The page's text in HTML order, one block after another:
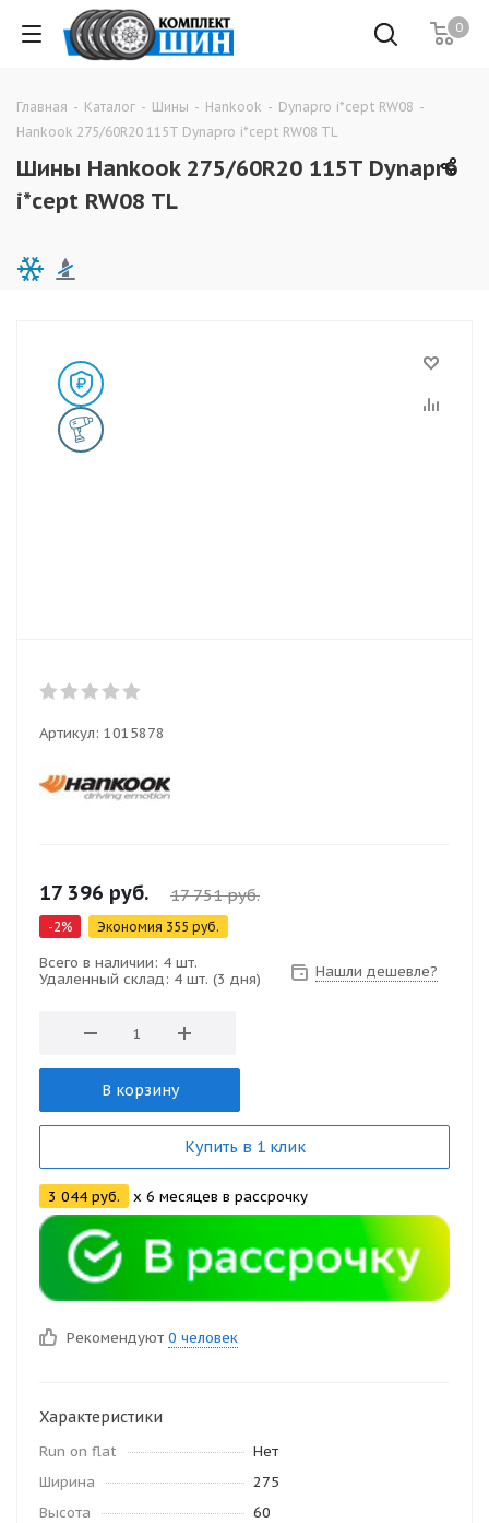
0
Главная - Каталог - Шины - Hankook - Dynapro i*cept RW08 -
Hankook 275/60R20 115T Dynapro i*cept RW08 TL
Шины Hankook 275/60R20 115T Dynapro
i*cept RW08 TL
Артикул: 1015878
17 396 руб. 17 751руб.
-2% Экономия 355 руб.
Всего в наличии: 4 шт.
Удаленный склад: 4 шт. (3 дня)
Нашли дешевле?
В корзину
Купить в 1 клик
3 044 руб. x 6 месяцев в рассрочку
Рекомендуют 0 человек
Характеристики
Run on flat
Нет
Ширина
275
Высота
60